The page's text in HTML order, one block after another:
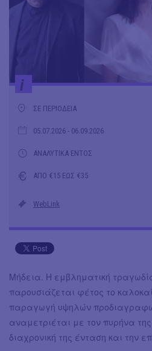
i
ΣΕ ΠΕΡΙΟΔΕΙΑ
05.07.2026 - 06.09.2026
ΑΝΑΛΥΤΙΚΑ ΕΝΤΟΣ
ΑΠΟ €15 ΕΩΣ €35
WebLink
Μήδεια. Η εμβληματική
παρουσιάζεται φέτος το
παραγωγή υψηλών
αναμετριέται με τον πυρήνα
διαχρονική της ένταση και την